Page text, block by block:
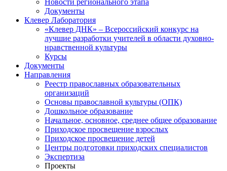
Новости регионального этапа
Документы
Клевер Лаборатория
«Клевер ДНК» – Всероссийский конкурс на
лучшие разработки учителей в области духовно-
нравственной культуры
Курсы
Документы
Направления
Реестр православных образовательных
организаций
Основы православной культуры (ОПК)
Дошкольное образование
Начальное, основное, среднее общее образование
Приходское просвещение взрослых
Приходское просвещение детей
Центры подготовки приходских специалистов
Экспертиза
Проекты